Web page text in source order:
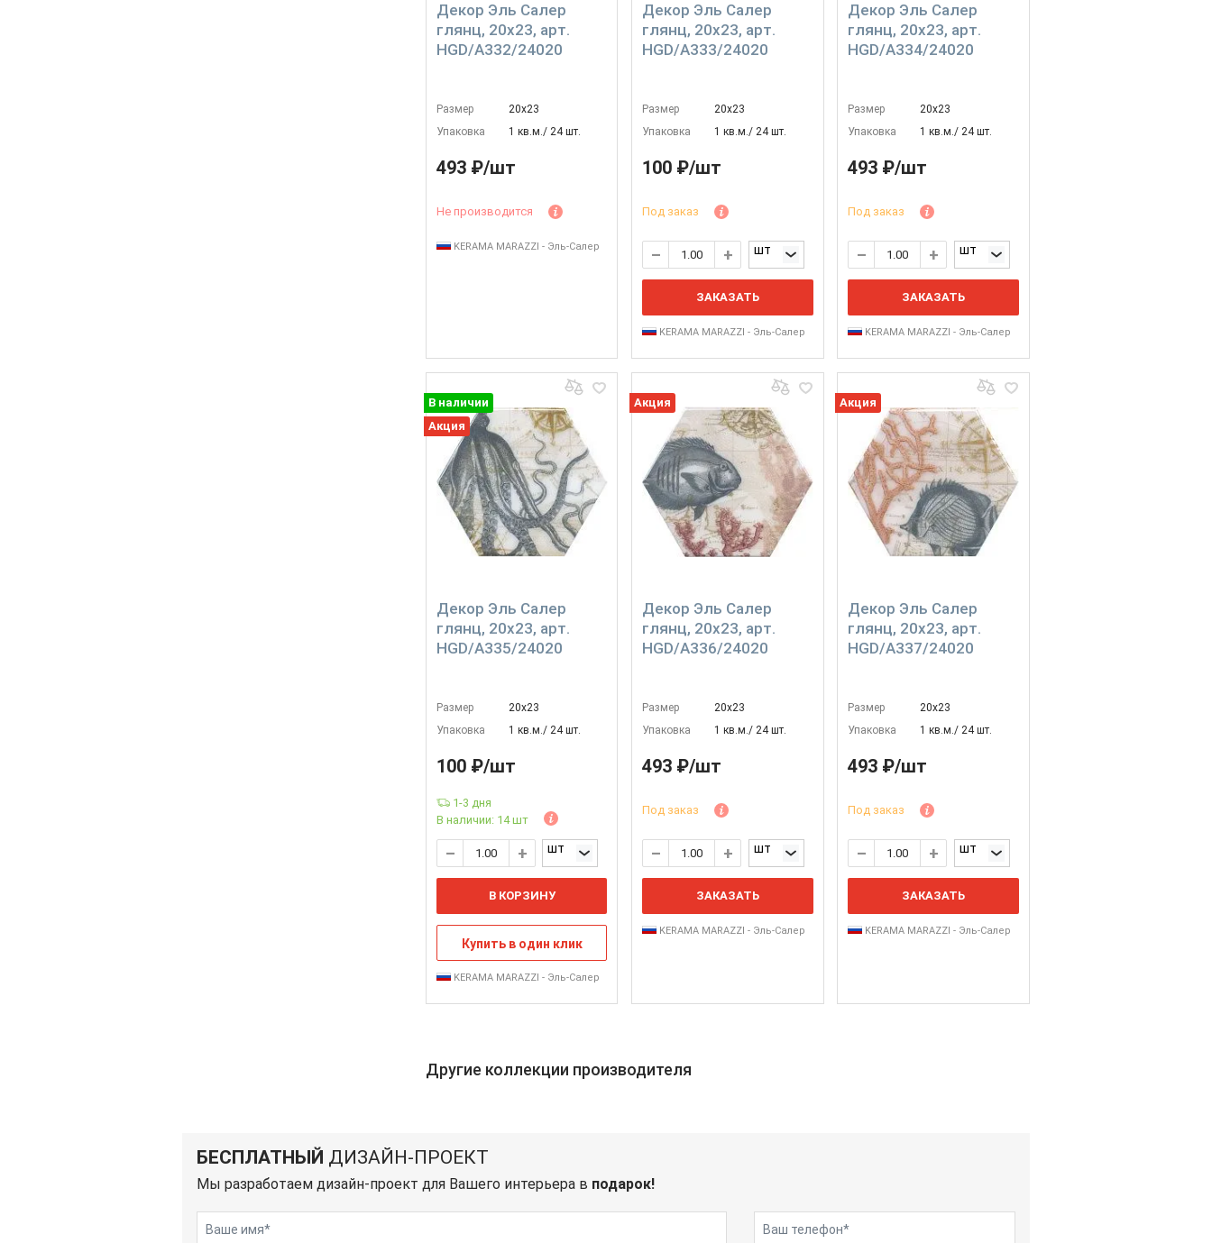
Декор Эль Салер
глянц, 20x23, арт.
HGD/A332/24020
Размер
20х23
Упаковка
1 кв.м./ 24 шт.
493 ₽/шт
Не производится
KERAMA MARAZZI - Эль-Салер
Декор Эль Салер
глянц, 20x23, арт.
HGD/A333/24020
Размер
20х23
Упаковка
1 кв.м./ 24 шт.
100 ₽/шт
Под заказ
шт
ЗАКАЗАТЬ
KERAMA MARAZZI - Эль-Салер
Декор Эль Салер
глянц, 20x23, арт.
HGD/A334/24020
Размер
20х23
Упаковка
1 кв.м./ 24 шт.
493 ₽/шт
Под заказ
шт
ЗАКАЗАТЬ
KERAMA MARAZZI - Эль-Салер
Декор Эль Салер
глянц, 20x23, арт.
HGD/A335/24020
Размер
20х23
Упаковка
1 кв.м./ 24 шт.
В наличии
Акция
100 ₽/шт
1-3 дня
В наличии: 14 шт
шт
В КОРЗИНУ
Купить в один клик
KERAMA MARAZZI - Эль-Салер
Декор Эль Салер
глянц, 20x23, арт.
HGD/A336/24020
Размер
20х23
Упаковка
1 кв.м./ 24 шт.
Акция
493 ₽/шт
Под заказ
шт
ЗАКАЗАТЬ
KERAMA MARAZZI - Эль-Салер
Декор Эль Салер
глянц, 20x23, арт.
HGD/A337/24020
Размер
20х23
Упаковка
1 кв.м./ 24 шт.
Акция
493 ₽/шт
Под заказ
шт
ЗАКАЗАТЬ
KERAMA MARAZZI - Эль-Салер
Другие коллекции производителя
БЕСПЛАТНЫЙ ДИЗАЙН-ПРОЕКТ
Мы разработаем дизайн-проект для Вашего интерьера в подарок!